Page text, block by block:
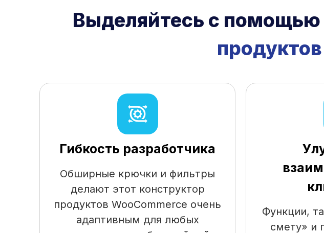
Выделяйтесь с
Гибкость разработчика
Обширные крючки и фильтры
делают этот конструктор
продуктов WooCommerce очень
адаптивным для любых
Функции,
смету» и